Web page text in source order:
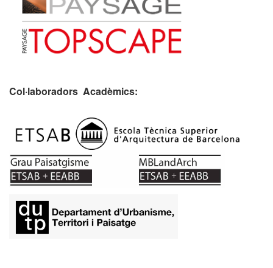
Col·laboradors Acadèmics: